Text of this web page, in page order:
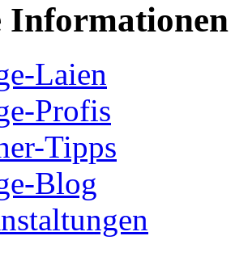
Informationen
Laien
Profis
Tipps
Blog